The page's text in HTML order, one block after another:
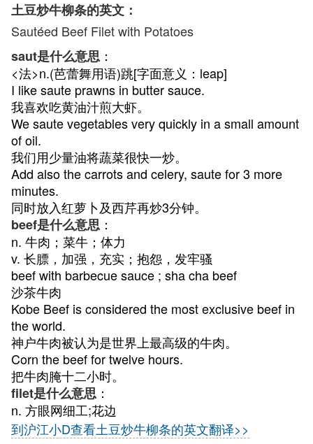
土豆炒牛柳条的英文：
Sautéed Beef Filet with Potatoes
saut是什么意思 ：
<法>n.(芭蕾舞用语)跳[字面意义：leap]
I like saute prawns in butter sauce.
我喜欢吃黄油汁煎大虾。
We saute vegetables very quickly in a small amount
of oil.
我们用少量油将蔬菜很快一炒。
Add also the carrots and celery, saute for 3 more
minutes.
同时放入红萝卜及西芹再炒3分钟。
beef是什么意思 ：
n. 牛肉；菜牛；体力
v. 长膘，加强，充实；抱怨，发牢骚
beef with barbecue sauce ; sha cha beef
沙茶牛肉
Kobe Beef is considered the most exclusive beef in
the world.
神户牛肉被认为是世界上最高级的牛肉。
Corn the beef for twelve hours.
把牛肉腌十二小时。
filet是什么意思 ：
n. 方眼网细工;花边
到沪江小D查看土豆炒牛柳条的英文翻译>>